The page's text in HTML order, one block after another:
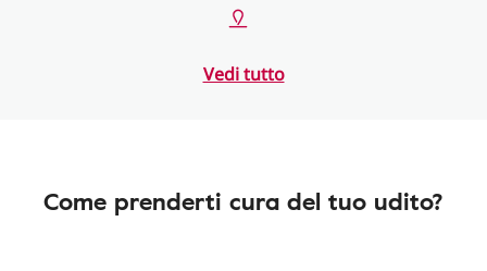
Vedi tutto
Come prenderti cura del tuo udito?